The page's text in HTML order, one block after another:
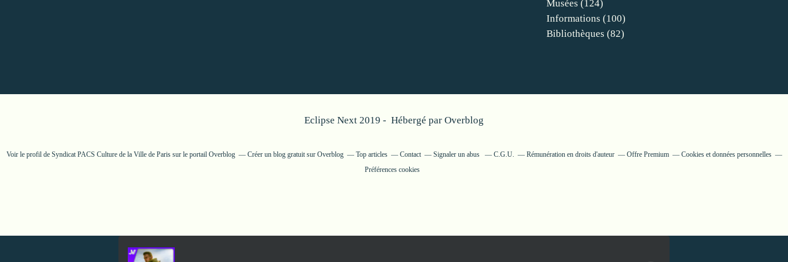
Musées (124)
Informations (100)
Bibliothèques (82)
Eclipse Next 2019 - Hébergé par Overblog
Voir le profil de Syndicat PACS Culture de la Ville de Parissur le portail Overblog Créer un blog gratuit sur Overblog Top articles Contact Signaler un abus C.G.U. Rémunération en droits d'auteur Offre Premium
Cookies et données personnelles
Préférences cookies